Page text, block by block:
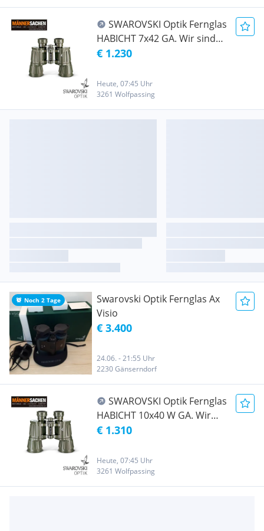
:
SWAROVSKI Optik Fernglas
HABICHT 7x42 GA. Wir sind
autorisierte SWAROVSKI
tauschen Ihr altes Fernglas
ein ! Rufen sie uns einfach an
:
€ 1.230
Heute, 07:45 Uhr
3261 Wolfpassing
Noch 2 Tage
Swarovski Optik Fernglas Ax
Visio
€ 3.400
24.06. - 21:55 Uhr
2230 Gänserndorf
SWAROVSKI Optik Fernglas
HABICHT 10x40 W GA. Wir
sind autorisierte SWAROVSKI
tauschen Ihr altes Fernglas
ein ! Rufen sie uns einfach an
:
€ 1.310
Heute, 07:45 Uhr
3261 Wolfpassing